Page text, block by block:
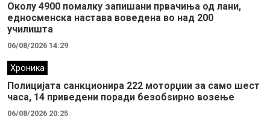
Околу 4900 помалку запишани првачиња од лани,
едносменска настава воведена во над 200
училишта
06/08/2026 14:29
Хроника
Полицијата санкционира 222 моторџии за само шест
часа, 14 приведени поради безобѕирно возење
06/08/2026 20:25